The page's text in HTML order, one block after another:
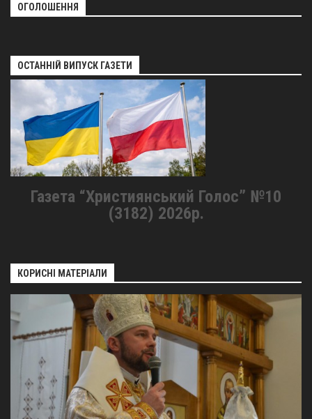
ОГОЛОШЕННЯ
ОСТАННІЙ ВИПУСК ГАЗЕТИ
Газета “Християнський Голос” №10
(3182) 2026р.
КОРИСНІ МАТЕРІАЛИ